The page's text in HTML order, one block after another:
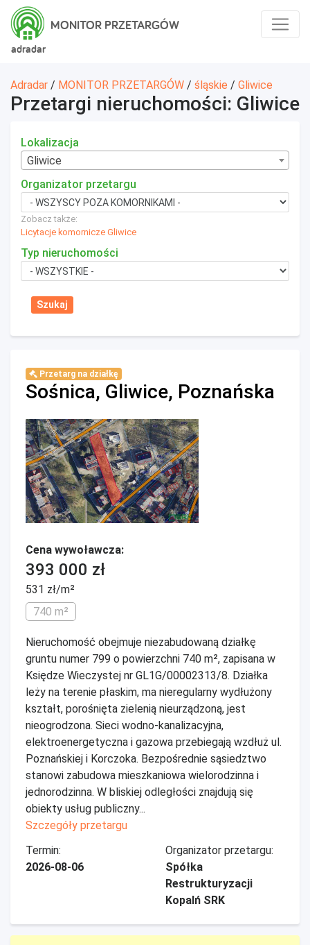
adradar
MONITOR PRZETARGÓW
Adradar / MONITOR PRZETARGÓW / śląskie / Gliwice
Przetargi nieruchomości: Gliwice
Lokalizacja
Gliwice
Organizator przetargu
Zobacz także:
Licytacje komornicze Gliwice
Typ nieruchomości
Przetarg na działkę
Sośnica, Gliwice, Poznańska
Cena wywoławcza:
393 000 zł
531 zł/m²
740 m²
Nieruchomość obejmuje niezabudowaną działkę
gruntu numer 799 o powierzchni 740 m², zapisana w
Księdze Wieczystej nr GL1G/00002313/8. Działka
leży na terenie płaskim, ma nieregularny wydłużony
kształt, porośnięta zielenią nieurządzoną, jest
nieogrodzona. Sieci wodno-kanalizacyjna,
elektroenergetyczna i gazowa przebiegają wzdłuż ul.
Poznańskiej i Korczoka. Bezpośrednie sąsiedztwo
stanowi zabudowa mieszkaniowa wielorodzinna i
jednorodzinna. W bliskiej odległości znajdują się
obiekty usług publiczny...
Szczegóły przetargu
Termin:
2026-08-06
Organizator przetargu:
Spółka
Restrukturyzacji
Kopalń SRK